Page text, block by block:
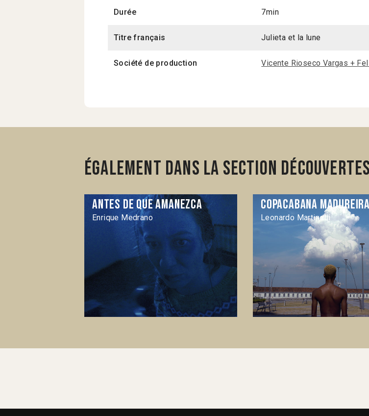
Durée 7min
Titre français Julieta et la lune
Société de production Vicente Rioseco Vargas +
Également dans la section
Antes de que amanezca
Enrique Medrano
Copacabana Madureira
Leonardo Martinelli